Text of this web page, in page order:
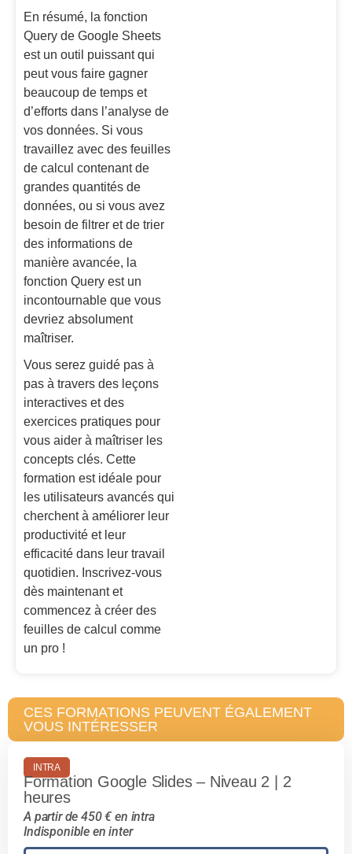
En résumé, la fonction
Query de Google Sheets
est un outil puissant qui
peut vous faire gagner
beaucoup de temps et
d’efforts dans l’analyse de
vos données. Si vous
travaillez avec des feuilles
de calcul contenant de
grandes quantités de
données, ou si vous avez
besoin de filtrer et de trier
des informations de
manière avancée, la
fonction Query est un
incontournable que vous
devriez absolument
maîtriser.
Vous serez guidé pas à
pas à travers des leçons
interactives et des
exercices pratiques pour
vous aider à maîtriser les
concepts clés. Cette
formation est idéale pour
les utilisateurs avancés qui
cherchent à améliorer leur
productivité et leur
efficacité dans leur travail
quotidien. Inscrivez-vous
dès maintenant et
commencez à créer des
feuilles de calcul comme
un pro !
CES FORMATIONS PEUVENT ÉGALEMENT
VOUS INTÉRESSER
INTRA
Formation Google Slides – Niveau 2 | 2
heures
A partir de 450 € en intra
Indisponible en inter